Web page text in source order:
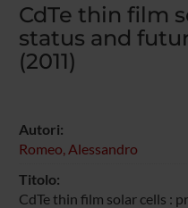
CdTe thin film
status and
(2011)
Autori:
Romeo, Alessandro
Titolo:
CdTe thin film solar cells :